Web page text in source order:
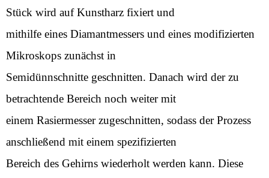
Stück wird auf Kunstharz fixiert und
mithilfe eines Diamantmessers und eines modifizierten
Mikroskops zunächst in
Semidünnschnitte geschnitten. Danach wird der zu
betrachtende Bereich noch weiter mit
einem Rasiermesser zugeschnitten, sodass der Prozess
anschließend mit einem spezifizierten
Bereich des Gehirns wiederholt werden kann. Diese